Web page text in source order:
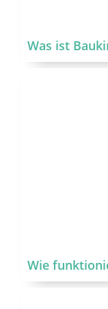
Was ist
Wie